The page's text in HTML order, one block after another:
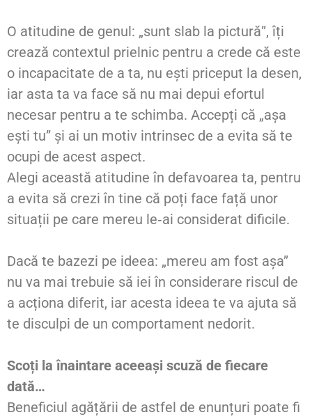
O atitudine de genul: „sunt slab la pictură”, îți
crează contextul prielnic pentru a crede că este
o incapacitate de a ta, nu ești priceput la desen,
iar asta ta va face să nu mai depui efortul
necesar pentru a te schimba. Accepți că „așa
ești tu” și ai un motiv intrinsec de a evita să te
ocupi de acest aspect.
Alegi această atitudine în defavoarea ta, pentru
a evita să crezi în tine că poți face față unor
situații pe care mereu le‑ai considerat dificile.
Dacă te bazezi pe ideea: „mereu am fost așa”
nu va mai trebuie să iei în considerare riscul de
a acționa diferit, iar acesta ideea te va ajuta să
te disculpi de un comportament nedorit.
Scoți la înaintare aceeași scuză de fiecare
dată…
Beneficiul agățării de astfel de enunțuri poate fi